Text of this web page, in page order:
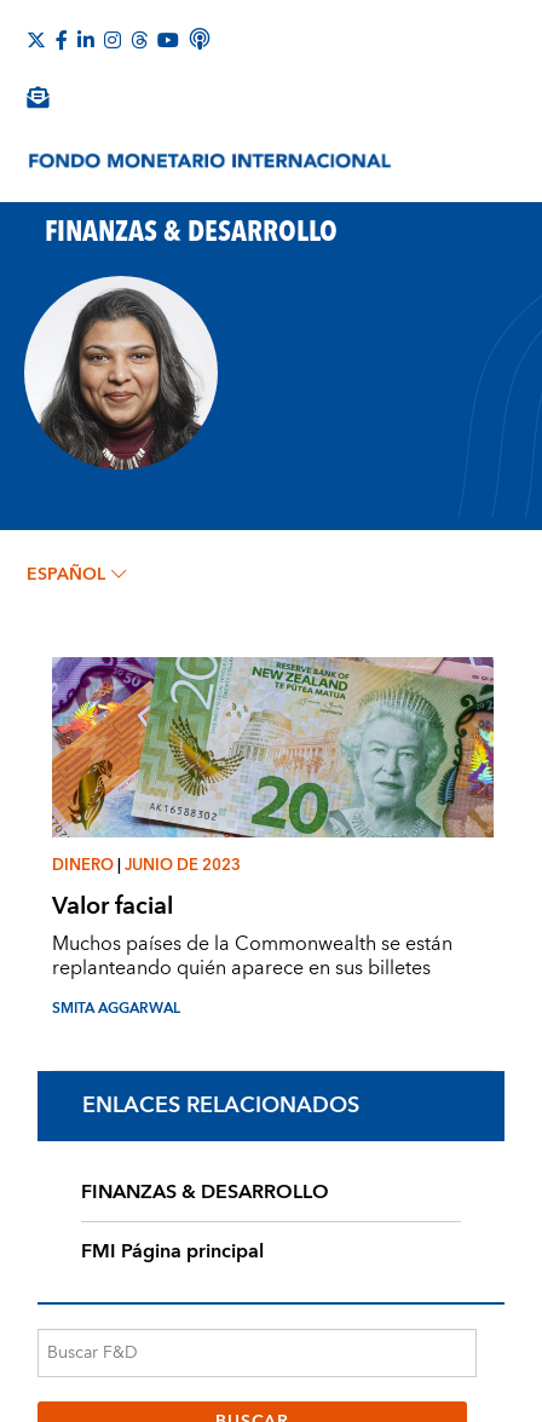
FINANZAS & DESARROLLO
SMITA AGGARWAL
ESPAÑOL
DINERO|JUNIO DE 2023
Valor facial
Muchos países de la Commonwealth se están
replanteando quién aparece en sus billetes
SMITA AGGARWAL
ENLACES RELACIONADOS
FINANZAS & DESARROLLO
FMI Página principal